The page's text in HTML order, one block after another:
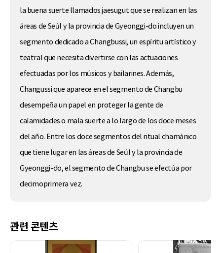
la buena suerte llamados jaesugut que se realizan en las
áreas de Seúl y la provincia de Gyeonggi-do incluyen un
segmento dedicado a Changbussi, un espíritu artístico y
teatral que necesita divertirse con las actuaciones
efectuadas por los músicos y bailarines. Además,
Changussi que aparece en el segmento de Changbu
desempeña un papel en proteger la gente de
calamidades o mala suerte a lo largo de los doce meses
del año. Entre los doce segmentos del ritual chamánico
que tiene lugar en las áreas de Seúl y la provincia de
Gyeonggi-do, el segmento de Changbu se efectúa por
decimoprimera vez.
관련 콘텐츠